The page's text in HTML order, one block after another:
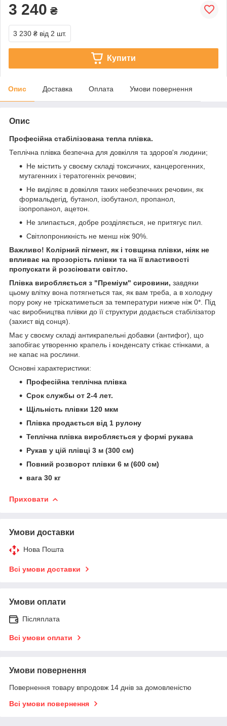
3 240 ₴
3 230 ₴ від 2 шт.
Купити
Опис Доставка Оплата Умови повернення
Опис
Професійна стабілізована тепла плівка.
Теплічна плівка безпечна для довкілля та здоров'я людини;
Не містить у своєму складі токсичних, канцерогенних,
мутагенних і тератогенніх речовин;
Не виділяє в довкілля таких небезпечних речовин, як
формальдегід, бутанол, ізобутанол, пропанол,
ізопропанол, ацетон.
Не злипається, добре розділяється, не притягує пил.
Світлопроникність не менш ніж 90%.
Важливо! Колірний пігмент, як і товщина плівки, ніяк не
впливає на прозорість плівки та на її властивості
пропускати й розсіювати світло.
Плівка виробляється з "Преміум" сировини, завдяки
цьому влітку вона потягнеться так, як вам треба, а в холодну
пору року не тріскатиметься за температури нижче ніж 0*. Під
час виробництва плівки до її структури додається стабілізатор
(захист від сонця).
Має у своєму складі антикрапельні добавки (антифог), що
запобігає утворенню крапель і конденсату стікає стінками, а
не капає на рослини.
Основні характеристики:
Професійна теплічна плівка
Срок службы от 2-4 лет.
Щільність плівки 120 мкм
Плівка продається від 1 рулону
Теплічна плівка виробляється у формі рукава
Рукав у цій плівці 3 м (300 см)
Повний розворот плівки 6 м (600 см)
вага 30 кг
Приховати
Умови доставки
Нова Пошта
Всі умови доставки
Умови оплати
Післяплата
Всі умови оплати
Умови повернення
Повернення товару впродовж 14 днів за домовленістю
Всі умови повернення